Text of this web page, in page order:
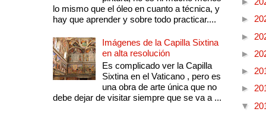
lo mismo que el óleo en cuanto a técnica, y
hay que aprender y sobre todo practicar....
Imágenes de la Capilla Sixtina
en alta resolución
Es complicado ver la Capilla
Sixtina en el Vaticano , pero es
una obra de arte única que no
debe dejar de visitar siempre que se va a ...
►
►
►
►
►
▼